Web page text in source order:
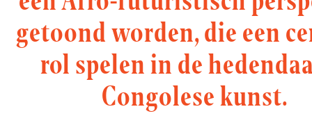
getoond worden, die een
rol spelen in de
Congolese kunst.